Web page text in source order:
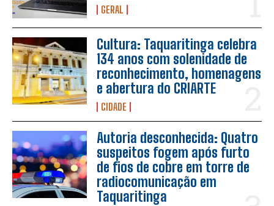
GERAL
Cultura: Taquaritinga celebra
134 anos com solenidade de
reconhecimento, homenagens
e abertura do CRIARTE
CIDADE
Autoria desconhecida: Quatro
suspeitos fogem após furto
de fios de cobre em torre de
radiocomunicação em
Taquaritinga